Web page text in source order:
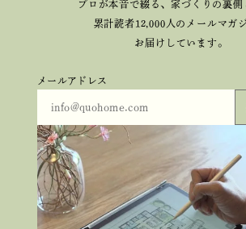
プロが本音で綴る、家づくりの裏側
累計読者12,000人のメールマガ
お届けしています。
メールアドレス